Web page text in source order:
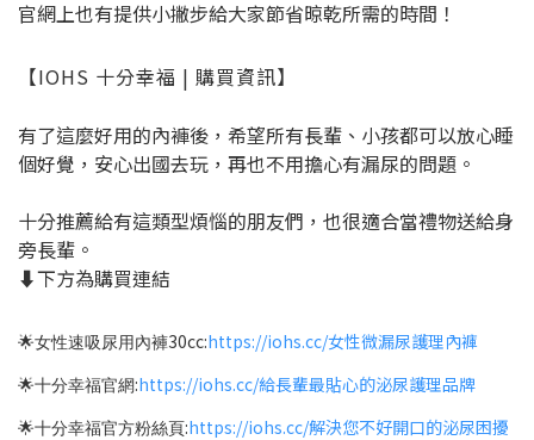
官網上也有提供小撇步給大家節省晾乾所需的時間！
【IOHS 十分幸福 | 購買資訊】
有了這麼好用的內褲後，希望所有長輩、小孩都可以放心睡
個好覺，安心出國去玩，再也不用擔心有漏尿的問題。
十分推薦給有這類型煩惱的朋友們，也很適合當禮物送給身
旁長輩。
⬇️下方為購買連結
🌟女性速吸尿用內褲30cc:https://iohs.cc/女性微漏尿護理內褲
🌟十分幸福官網:https://iohs.cc/給長輩最貼心的泌尿護理品牌
🌟十分幸福官方粉絲頁:https://iohs.cc/解決您不好開口的泌尿困擾